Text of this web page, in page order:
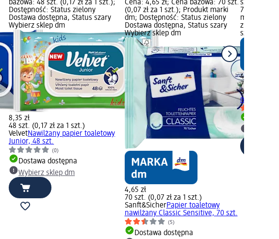
bazowa: 48 szt. (0,17 zł za 1 szt.);
Dostępność: Status zielony
Dostawa dostępna, Status szary
Wybierz sklep dm
8,35 zł
48 szt. (0,17 zł za 1 szt.)
VelvetNawilżany papier toaletowy
Junior, 48 szt.
(0)
Dostawa dostępna
Wybierz sklep dm
Cena: 4,65 zł; Cena bazowa: 70 szt.
(0,07 zł za 1 szt.); Produkt marki
dm; Dostępność: Status zielony
Dostawa dostępna, Status szary
Wybierz sklep dm
4,65 zł
70 szt. (0,07 zł za 1 szt.)
Sanft&SicherPapier toaletowy
nawilżany Classic Sensitive, 70 szt.
(5)
Dostawa dostępna
szt.; Cena:
70 szt.
marki dm;
zielony
szary
4,65 zł
70 szt.
nawilżany